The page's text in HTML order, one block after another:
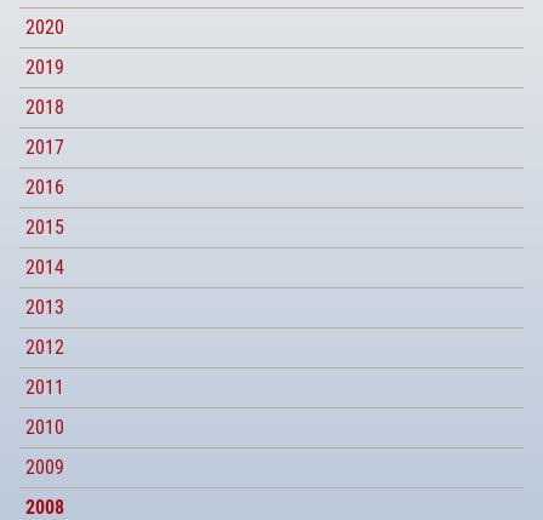
2020
2019
2018
2017
2016
2015
2014
2013
2012
2011
2010
2009
2008